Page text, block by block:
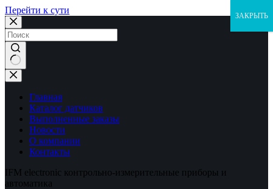
Перейти к сути
Ничего
не
найденоГлавная
Каталог датчиков
Выполненные заказы
Новости
О компании
Контакты
IFM electronic контрольно-измерительные приборы и
автоматика
ЗАКРЫТЬ